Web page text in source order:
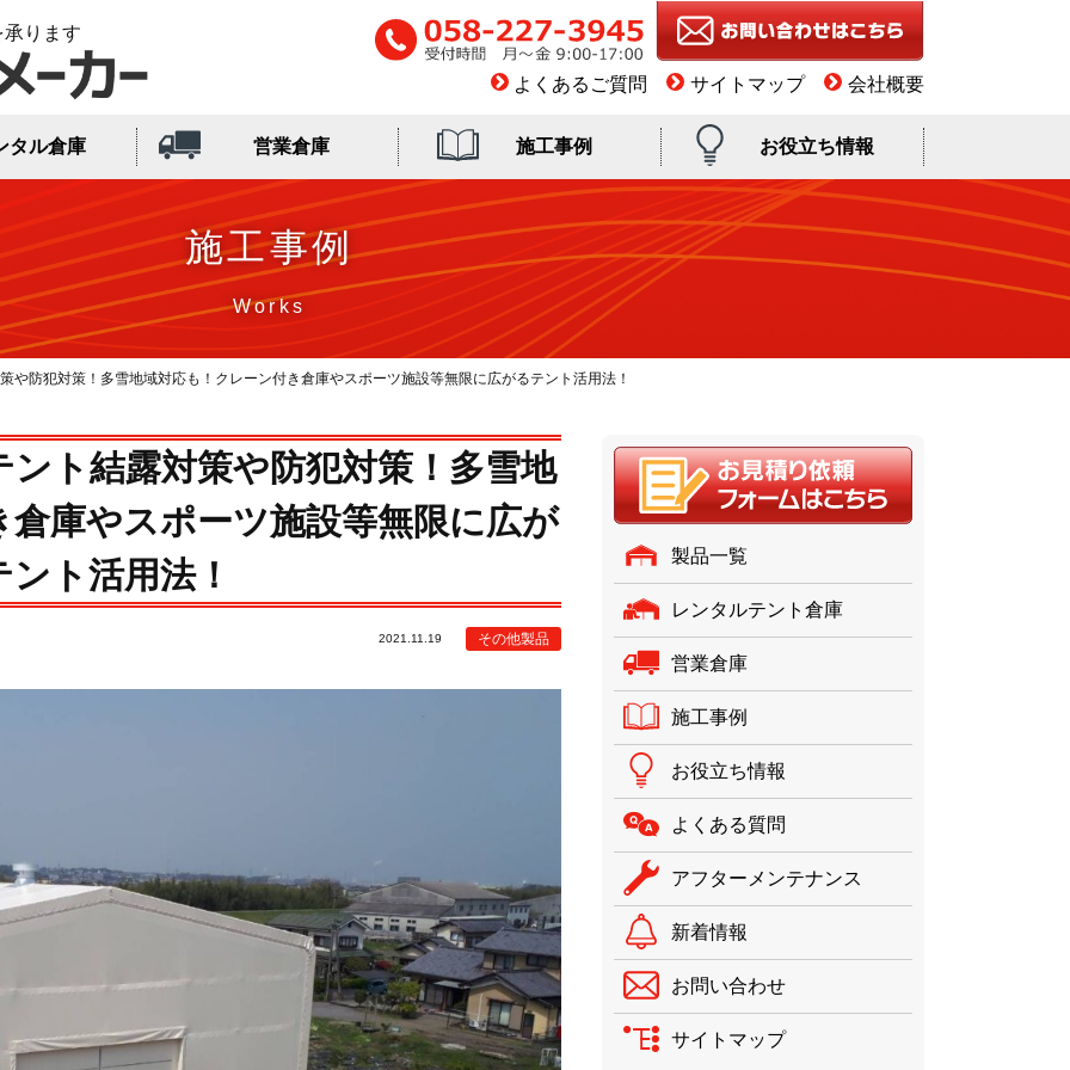
ります
よくあるご質問 サイトマップ 会社概要
タル倉庫 営業倉庫 施工事例 お役立ち情報
施工事例
や防犯対策！多雪地域対応も！クレーン付き倉庫やスポーツ施設等無限に広がるテント活用法！
ト結露対策や防犯対策！多雪地
庫やスポーツ施設等無限に広が
ント活用法！
2021.11.19 その他製品
製品一覧
レンタルテント倉庫
営業倉庫
施工事例
お役立ち情報
よくある質問
アフターメンテナンス
新着情報
お問い合わせ
サイトマップ